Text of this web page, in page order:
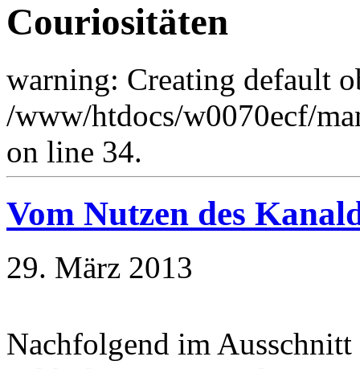
Couriositäten
warning: Creating default
/www/htdocs/w0070ecf/
on line 34.
Vom Nutzen des
29. März 2013
Nachfolgend im